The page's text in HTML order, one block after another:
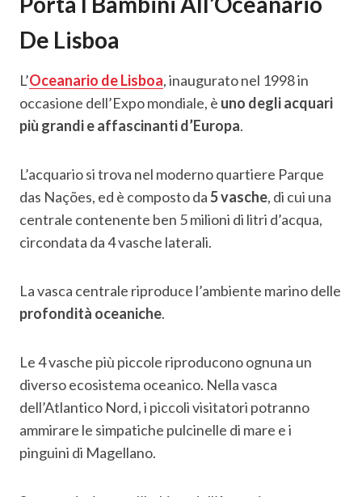
De Lisboa
L’Oceanario de Lisboa, inaugurato nel 1998 in
occasione dell’Expo mondiale, è uno degli acquari
più grandi e affascinanti d’Europa.
L’acquario si trova nel moderno quartiere Parque
das Nações, ed è composto da5 vasche, di cui una
centrale contenente ben 5 milioni di litri d’acqua,
circondata da 4 vasche laterali.
La vasca centrale riproduce l’ambiente marino delle
profondità oceaniche.
Le 4 vasche più piccole riproducono ognuna un
diverso ecosistema oceanico. Nella vasca
dell’Atlantico Nord, i piccoli visitatori potranno
ammirare le simpatiche pulcinelle di mare e i
pinguini di Magellano.